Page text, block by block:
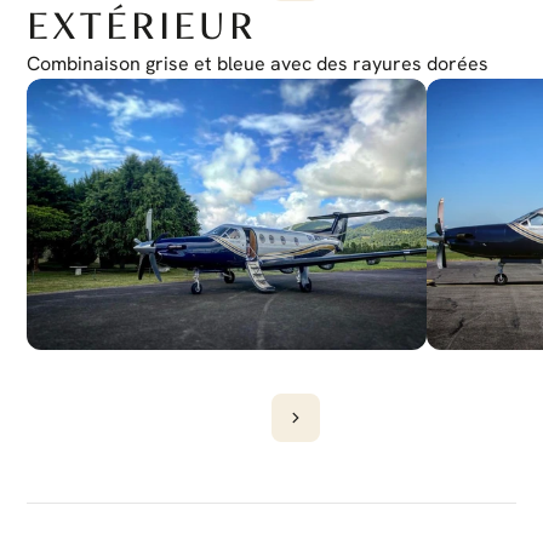
EXTÉRIEUR
Combinaison grise et bleue avec des rayures dorées